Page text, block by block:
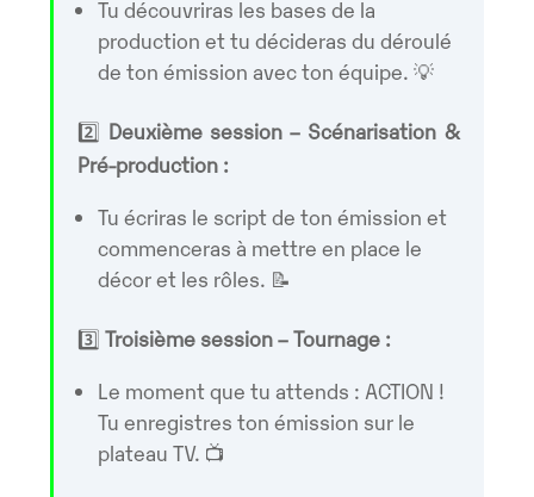
Tu découvriras les bases de la
production et tu décideras du déroulé
de ton émission avec ton équipe. 💡
2️⃣ Deuxième session – Scénarisation &
Pré-production :
Tu écriras le script de ton émission et
commenceras à mettre en place le
décor et les rôles. 📝
3️⃣Troisième session – Tournage :
Le moment que tu attends : ACTION !
Tu enregistres ton émission sur le
plateau TV. 📺